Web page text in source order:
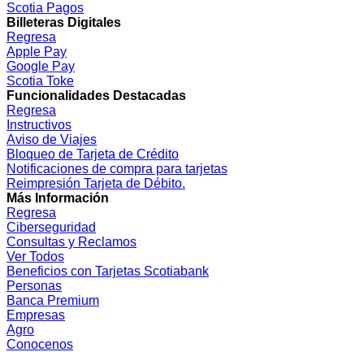
Scotia Pagos
Billeteras Digitales
Regresa
Apple Pay
Google Pay
Scotia Toke
Funcionalidades Destacadas
Regresa
Instructivos
Aviso de Viajes
Bloqueo de Tarjeta de Crédito
Notificaciones de compra para tarjetas
Reimpresión Tarjeta de Débito.
Más Información
Regresa
Ciberseguridad
Consultas y Reclamos
Ver Todos
Beneficios con Tarjetas Scotiabank
Personas
Banca Premium
Empresas
Agro
Conocenos